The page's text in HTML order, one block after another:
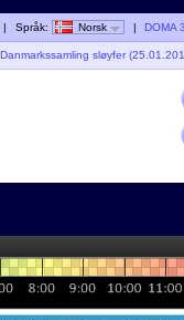
| Språk: Norsk | DOMA
Danmarkssamling sløyfer